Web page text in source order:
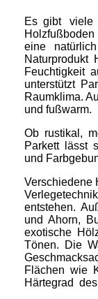
Es gibt viele
eine
Naturprodukt
Feuchtigkeit
unterstützt
Raumklima.
und fußwarm.
Ob rustikal,
Parkett lässt
und
Verschiedene
entstehen.
und Ahorn,
exotische
Tönen. Die
Flächen wie
Härtegrad